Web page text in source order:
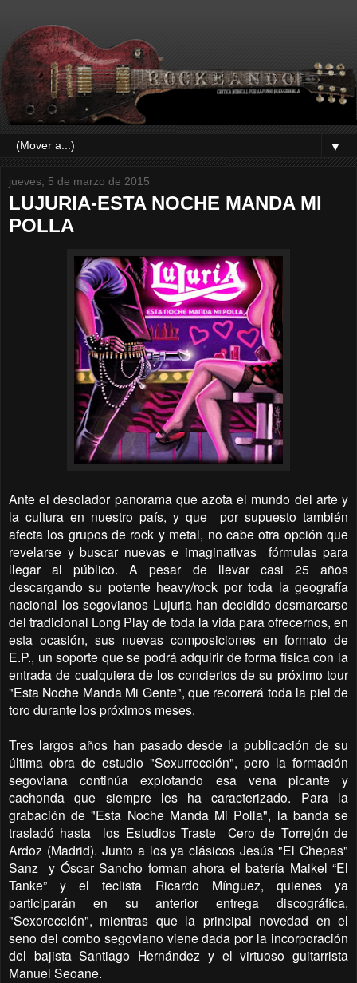
▼
jueves, 5 de marzo de 2015
LUJURIA-ESTA NOCHE MANDA MI
POLLA
Ante el desolador panorama que azota el mundo del arte y
la cultura en nuestro país, y que
por supuesto también
afecta los grupos de rock y metal, no cabe otra opción que
revelarse y buscar nuevas e imaginativas
fórmulas para
llegar al público. A pesar de llevar casi 25 años
descargando su potente heavy/rock por toda la geografía
nacional los segovianos Lujuria han decidido desmarcarse
del tradicional Long Play de toda la vida para ofrecernos, en
esta ocasión, sus nuevas composiciones en formato de
E.P., un soporte que se podrá adquirir de forma física con la
entrada de cualquiera de los conciertos de su próximo tour
"Esta Noche Manda Mi Gente", que recorrerá toda la piel de
toro durante los próximos meses.
Tres largos años han pasado desde la publicación de su
última obra de estudio "Sexurrección", pero la formación
segoviana continúa explotando esa vena picante y
cachonda que siempre les ha caracterizado. Para la
grabación de "Esta Noche Manda Mi Polla", la banda se
trasladó hasta
los Estudios Traste
Cero de Torrejón de
Ardoz (Madrid). Junto a los ya clásicos Jesús "El Chepas"
Sanz
y Óscar Sancho forman ahora el batería Maikel “El
Tanke” y el teclista Ricardo Mínguez, quienes ya
participarán en su anterior entrega discográfica,
"Sexorección", mientras que la principal novedad en el
seno del combo segoviano viene dada por la incorporación
del bajista Santiago Hernández y el virtuoso guitarrista
Manuel Seoane.